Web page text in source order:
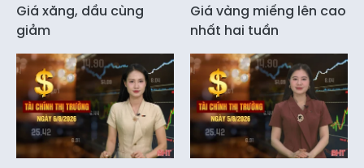
Giá xăng, dầu cùng
giảm
Giá vàng miếng lên cao
nhất hai tuần